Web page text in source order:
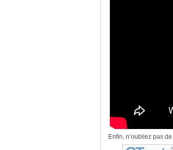
Enfin, n’oubliez pas de